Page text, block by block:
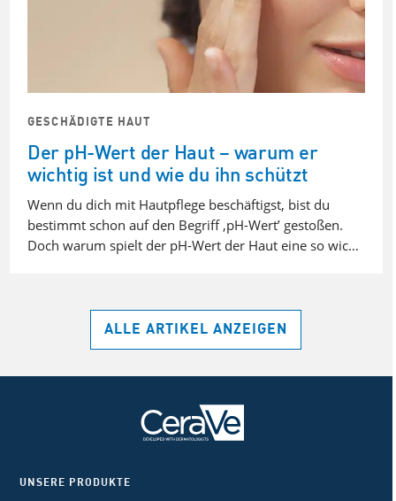
GESCHÄDIGTE HAUT
Der pH-Wert der Haut – warum er
wichtig ist und wie du ihn schützt
Wenn du dich mit Hautpflege beschäftigst, bist du
bestimmt schon auf den Begriff ‚pH-Wert’ gestoßen.
Doch warum spielt der pH-Wert der Haut eine so wic…
ALLE ARTIKEL ANZEIGEN
UNSERE PRODUKTE